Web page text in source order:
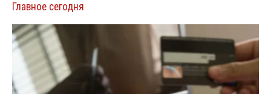
Главное сегодня